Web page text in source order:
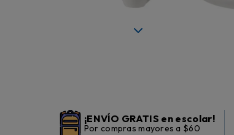
¡ENVÍO GRATIS en escolar!
Por compras mayores a $60